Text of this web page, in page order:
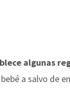
algunas
a salvo de